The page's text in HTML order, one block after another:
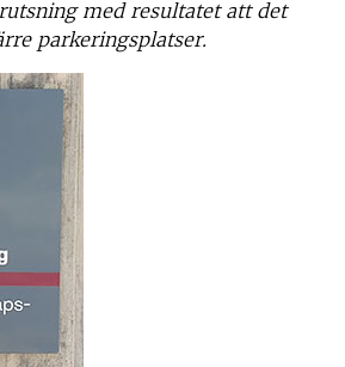
med resultatet att det
parkeringsplatser.